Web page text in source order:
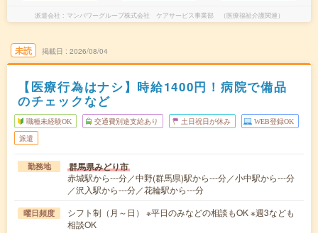
派遣会社 マンパワーグループ株式会社 ケアサービス事業部 （医療福祉介護関連）
未読 掲載日 2026/08/04
【医療行為はナシ】時給1400円！病院で備品
のチェックなど
職種未経験OK 交通費別途支給あり 土日祝日が休み WEB登録OK
派遣
勤務地 群馬県みどり市
赤城駅から---分／中野(群馬県)駅から---分／小中駅から---分
／沢入駅から---分／花輪駅から---分
曜日頻度
シフト制（月～日） ※平日のみなどの相談もOK ※週3なども
相談OK